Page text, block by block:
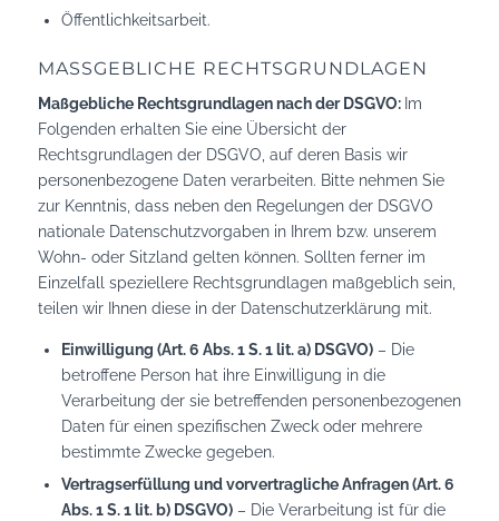
Öffentlichkeitsarbeit.
MASSGEBLICHE RECHTSGRUNDLAGEN
Maßgebliche Rechtsgrundlagen nach der DSGVO: Im
Folgenden erhalten Sie eine Übersicht der
Rechtsgrundlagen der DSGVO, auf deren Basis wir
personenbezogene Daten verarbeiten. Bitte nehmen Sie
zur Kenntnis, dass neben den Regelungen der DSGVO
nationale Datenschutzvorgaben in Ihrem bzw. unserem
Wohn- oder Sitzland gelten können. Sollten ferner im
Einzelfall speziellere Rechtsgrundlagen maßgeblich sein,
teilen wir Ihnen diese in der Datenschutzerklärung mit.
Einwilligung (Art. 6 Abs. 1 S. 1 lit. a) DSGVO)– Die
betroffene Person hat ihre Einwilligung in die
Verarbeitung der sie betreffenden personenbezogenen
Daten für einen spezifischen Zweck oder mehrere
bestimmte Zwecke gegeben.
Vertragserfüllung und vorvertragliche Anfragen (Art. 6
Abs. 1 S. 1 lit. b) DSGVO)– Die Verarbeitung ist für die